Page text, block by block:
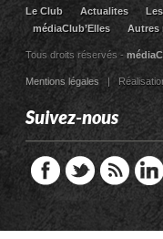
Le Club Actualites
médiaClub’Elles
Autres
Tous droits réservés -
Mentions légales|
Suivez-nous